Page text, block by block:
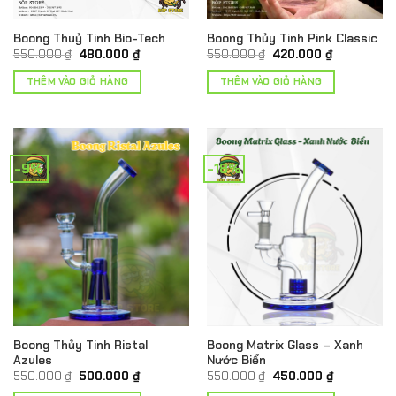
Boong Thuỷ Tinh Bio-Tech
550.000₫ Giá
là:
550.000 ₫.
480.000 ₫Giá
hiện
tại
THÊM VÀO GIỎ HÀNG
Boong Thủy Tinh Pink Classic
550.000₫ Giá
là:
550.000 ₫.
420.000 ₫Giá
hiện
tại
THÊM VÀO GIỎ HÀNG
-9%
Boong Thủy Tinh Ristal
Azules
550.000₫ Giá
500.000 ₫Giá
hiện
-18%
Boong Matrix Glass – Xanh
Nước Biển
550.000₫ Giá
450.000 ₫Giá
hiện